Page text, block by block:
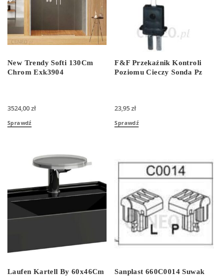
New Trendy Softi 130Cm
Chrom Exk3904
3524,00zł
Sprawdź
F&F Przekaźnik Kontroli
Poziomu Cieczy Sonda Pz
23,95zł
Sprawdź
Laufen Kartell By 60x46Cm
Sanplast 660C0014 Suwak